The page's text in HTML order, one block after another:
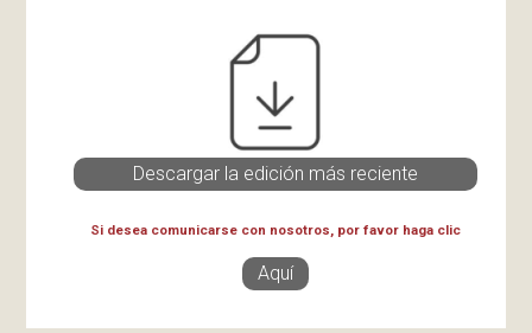
Descargar la edición más reciente
Si desea comunicarse con nosotros, por favor haga clic
Aquí